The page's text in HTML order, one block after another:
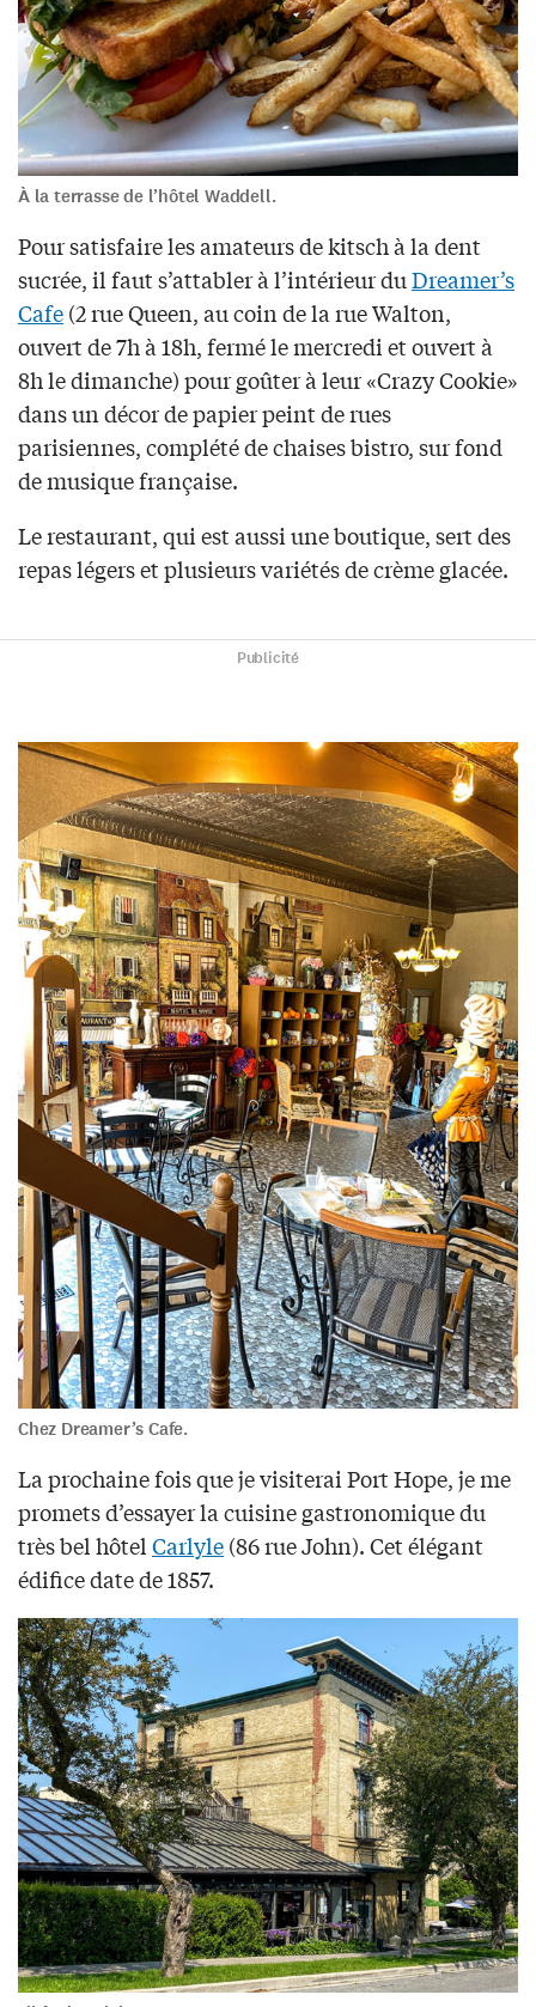
À la terrasse de l’hôtel Waddell.
Pour satisfaire les amateurs de kitsch à la dent
sucrée, il faut s’attabler à l’intérieur duDreamer’s
Cafe(2 rue Queen, au coin de la rue Walton,
ouvert de 7h à 18h, fermé le mercredi et ouvert à
8h le dimanche) pour goûter à leur «Crazy Cookie»
dans un décor de papier peint de rues
parisiennes, complété de chaises bistro, sur fond
de musique française.
Le restaurant, qui est aussi une boutique, sert des
repas légers et plusieurs variétés de crème glacée.
Publicité
Chez Dreamer’s Cafe.
La prochaine fois que je visiterai Port Hope, je me
promets d’essayer la cuisine gastronomique du
très bel hôtel Carlyle(86 rue John). Cet élégant
édifice date de 1857.